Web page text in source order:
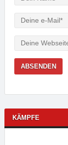
Mail
Webseite
KÄMPFE